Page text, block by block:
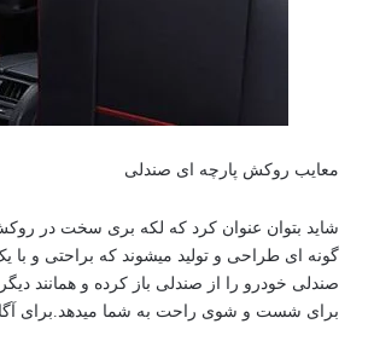
معایب روکش پارچه ای صندلی
شاید بتوان عنوان کرد که لکه بری سخت در
گونه ای طراحی و تولید میشوند که براحتی و با
صندلی خودرو را از صندلی باز کرده و همانند
برای شست و شوی راحت به شما میدهد.برای